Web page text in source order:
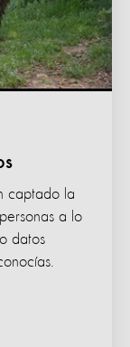
captado la
a lo
datos